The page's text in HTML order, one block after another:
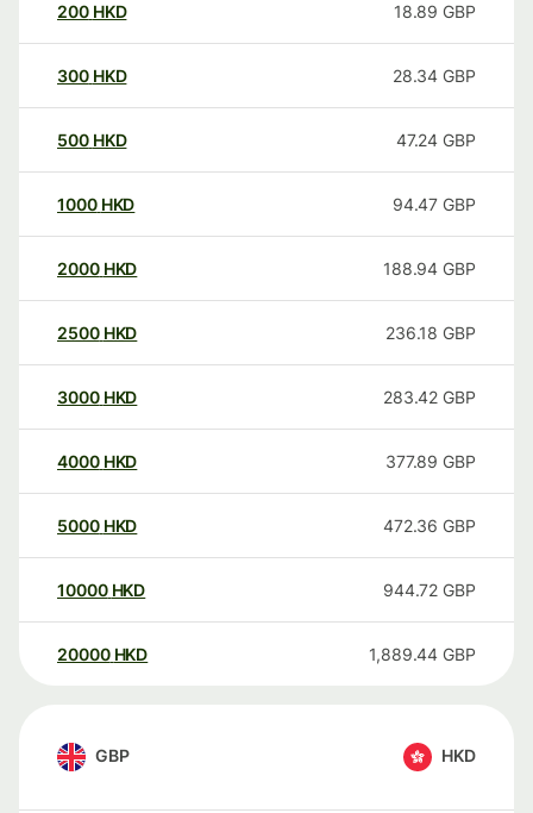
200 HKD 18.89 GBP
300 HKD 28.34 GBP
500 HKD 47.24 GBP
1000 HKD 94.47 GBP
2000 HKD 188.94 GBP
2500 HKD 236.18 GBP
3000 HKD 283.42 GBP
4000 HKD 377.89 GBP
5000 HKD 472.36 GBP
10000 HKD 944.72 GBP
20000 HKD 1,889.44 GBP
GBP HKD